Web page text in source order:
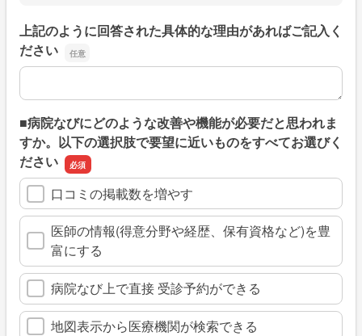
上記のように回答された具体的な理由があればご記入く
ださい
上記のように回答された具体的な理由があればご記入くだ
■病院なびにどのような改善や機能が必要だと思われま
すか。以下の選択肢で要望に近いものをすべてお選びく
ださい
口コミの掲載数を増やす
医師の情報(得意分野や経歴、保有資格など)を豊
富にする
病院なび上で直接 受診予約ができる
地図表示から医療機関が検索できる